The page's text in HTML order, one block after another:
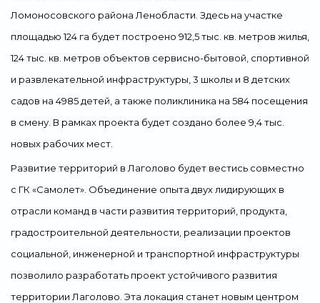
Ломоносовского района Ленобласти. Здесь на участке
площадью 124 га будет построено 912,5 тыс. кв. метров жилья,
124 тыс. кв. метров объектов сервисно-бытовой, спортивной
и развлекательной инфраструктуры, 3 школы и 8 детских
садов на 4985 детей, а также поликлиника на 584 посещения
в смену. В рамках проекта будет создано более 9,4 тыс.
новых рабочих мест.
Развитие территорий в Лаголово будет вестись совместно
с ГК «Самолет». Объединение опыта двух лидирующих в
отрасли команд в части развития территорий, продукта,
градостроительной деятельности, реализации проектов
социальной, инженерной и транспортной инфраструктуры
позволило разработать проект устойчивого развития
территории Лаголово. Эта локация станет новым центром